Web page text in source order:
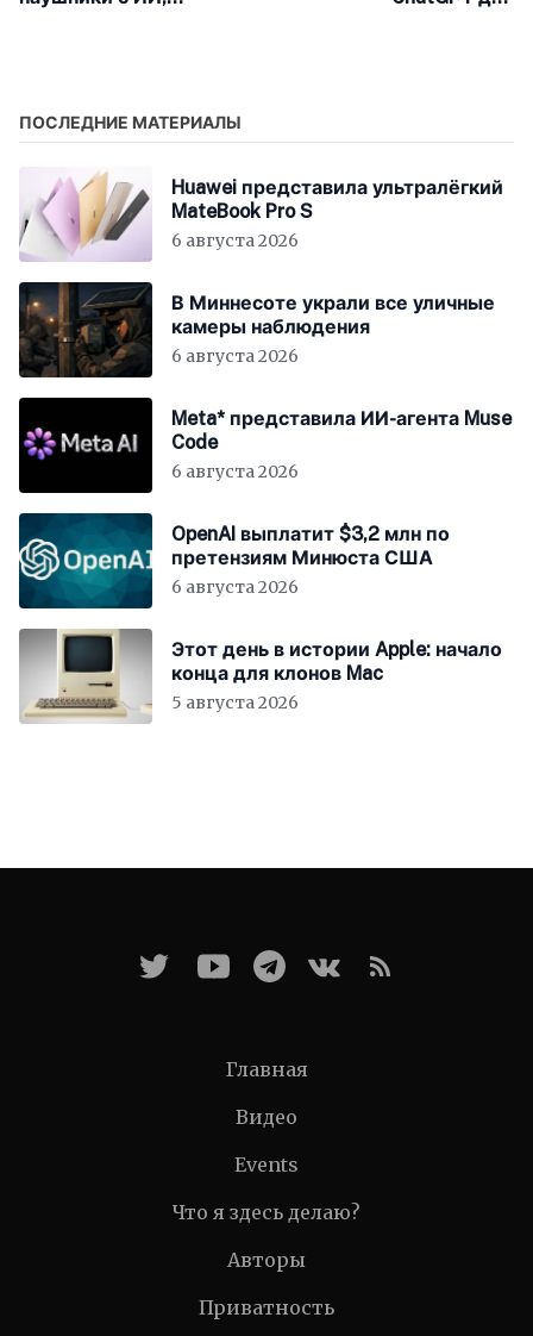
ПОСЛЕДНИЕ МАТЕРИАЛЫ
Huawei представила ультралёгкий
MateBook Pro S
6 августа 2026
В Миннесоте украли все уличные
камеры наблюдения
6 августа 2026
Meta* представила ИИ-агента Muse
Code
6 августа 2026
OpenAI выплатит $3,2 млн по
претензиям Минюста США
6 августа 2026
Этот день в истории Apple: начало
конца для клонов Mac
5 августа 2026
Главная
Видео
Events
Что я здесь делаю?
Авторы
Приватность